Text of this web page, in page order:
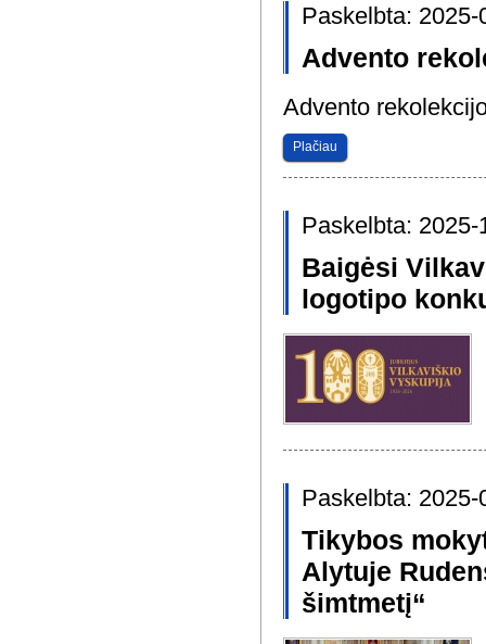
Paskelbta: 2025-
Advento
Advento
Plačiau
Paskelbta: 2025-
Baigėsi
logotipo
Paskelbta: 2025-
Tikybos
Alytuje
šimtmetį“